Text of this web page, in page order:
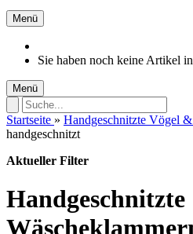
Menü
Sie haben noch keine Artikel
Menü
Startseite » Handgeschnitzte Vögel
handgeschnitzt
Aktueller Filter
Handgeschnitzte